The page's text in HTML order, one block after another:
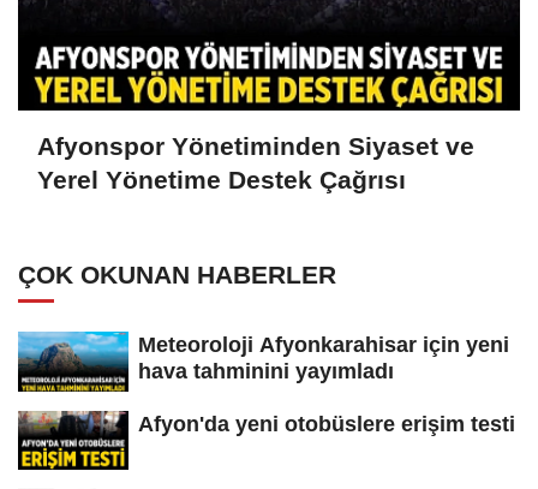
Afyonspor Yönetiminden Siyaset ve
Yerel Yönetime Destek Çağrısı
ÇOK OKUNAN HABERLER
Meteoroloji Afyonkarahisar için yeni
hava tahminini yayımladı
Afyon'da yeni otobüslere erişim testi